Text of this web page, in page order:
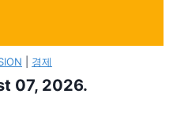
경제
07, 2026.